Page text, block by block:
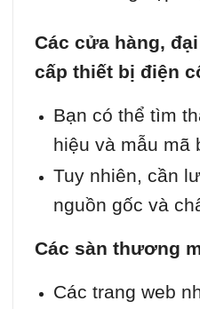
Các cửa hàng,
cấp thiết bị điện
Bạn có thể tìm
hiệu và mẫu mã
Tuy nhiên, cần
nguồn gốc và
Các sàn thương
Các trang web